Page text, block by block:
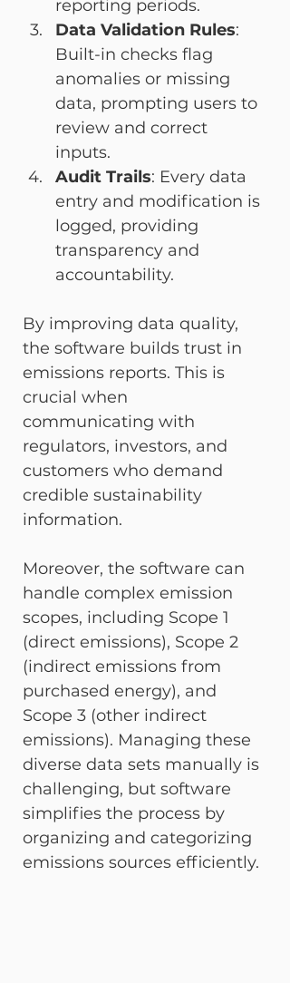
reporting periods.
Data Validation Rules:
Built-in checks flag
anomalies or missing
data, prompting users to
review and correct
inputs.
Audit Trails: Every data
entry and modification is
logged, providing
transparency and
accountability.
By improving data quality,
the software builds trust in
emissions reports. This is
crucial when
communicating with
regulators, investors, and
customers who demand
credible sustainability
information.
Moreover, the software can
handle complex emission
scopes, including Scope 1
(direct emissions), Scope 2
(indirect emissions from
purchased energy), and
Scope 3 (other indirect
emissions). Managing these
diverse data sets manually is
challenging, but software
simplifies the process by
organizing and categorizing
emissions sources efficiently.